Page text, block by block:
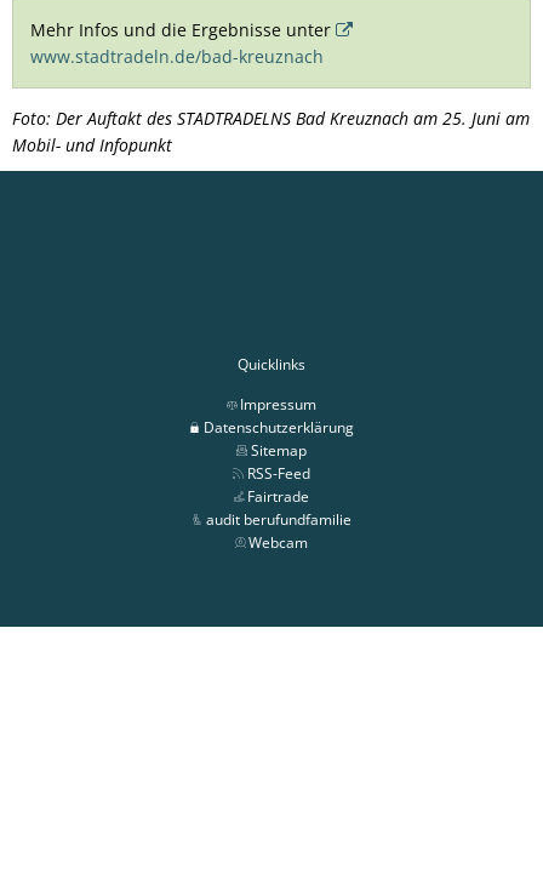
Mehr Infos und die Ergebnisse unter
www.stadtradeln.de/bad-kreuznach
Foto: Der Auftakt des STADTRADELNS Bad Kreuznach am 25. Juni am
Mobil- und Infopunkt
Quicklinks
Impressum
Datenschutzerklärung
Sitemap
RSS-Feed
Fairtrade
audit berufundfamilie
Webcam